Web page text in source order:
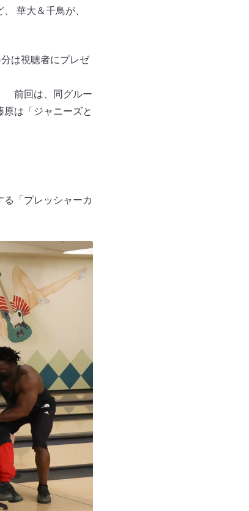
華大＆千鳥が、
は視聴者にプレゼ
前回は、同グルー
は「ジャニーズと
「プレッシャーカ